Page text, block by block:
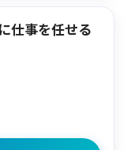
仕事を任せる